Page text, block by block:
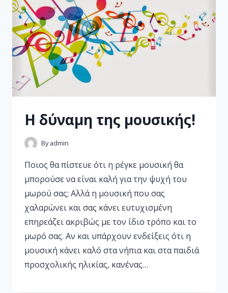
Η δύναμη της μουσικής!
By admin
Ποιος θα πίστευε ότι η ρέγκε μουσική θα
μπορούσε να είναι καλή για την ψυχή του
μωρού σας; Αλλά η μουσική που σας
χαλαρώνει και σας κάνει ευτυχισμένη
επηρεάζει ακριβώς με τον ίδιο τρόπο και το
μωρό σας. Αν και υπάρχουν ενδείξεις ότι η
μουσική κάνει καλό στα νήπια και στα παιδιά
προσχολικής ηλικίας, κανένας…